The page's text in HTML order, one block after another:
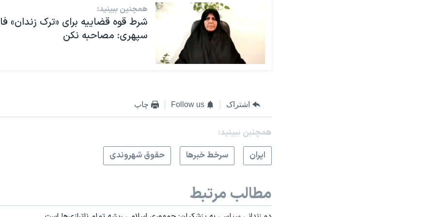
همچنین ببینید:
شرط قوه قضاییه برای «ترک زندان»
سپهری: مصاحبه نکن
اشتراک Follow us چاپ
همچنبن ببینید:
ايران
سرخط خبرها حقوق شهروندی
مطالب مرتبط